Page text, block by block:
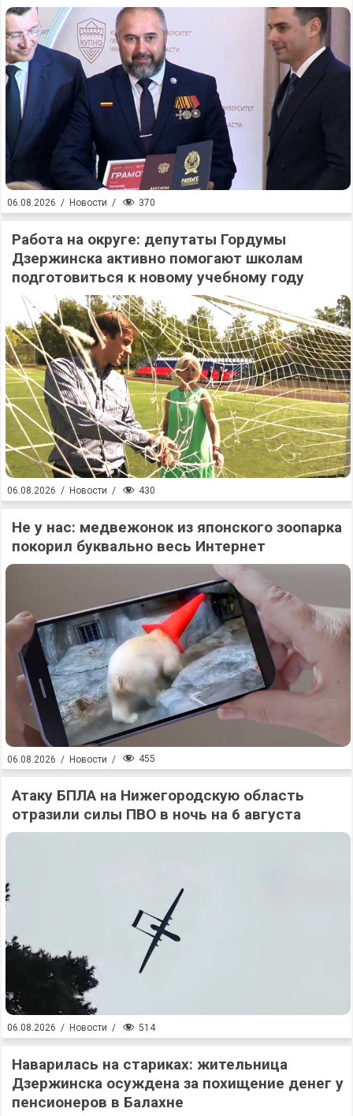
06.08.2026 / Новости / 370
Работа на округе: депутаты Гордумы
Дзержинска активно помогают школам
подготовиться к новому учебному году
06.08.2026 / Новости / 430
Не у нас: медвежонок из японского зоопарка
покорил буквально весь Интернет
06.08.2026 / Новости / 455
Атаку БПЛА на Нижегородскую область
отразили силы ПВО в ночь на 6 августа
06.08.2026 / Новости / 514
Наварилась на стариках: жительница
Дзержинска осуждена за похищение денег у
пенсионеров в Балахне